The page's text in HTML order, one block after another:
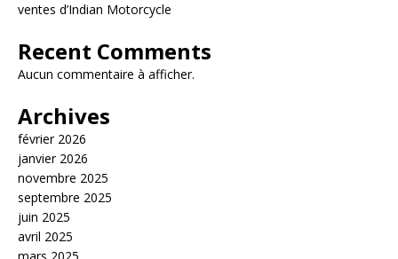
ventes d’Indian Motorcycle
Recent Comments
Aucun commentaire à afficher.
Archives
février 2026
janvier 2026
novembre 2025
septembre 2025
juin 2025
avril 2025